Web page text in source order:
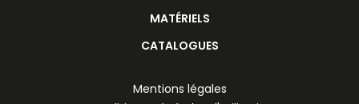
MATÉRIELS
CATALOGUES
Mentions légales